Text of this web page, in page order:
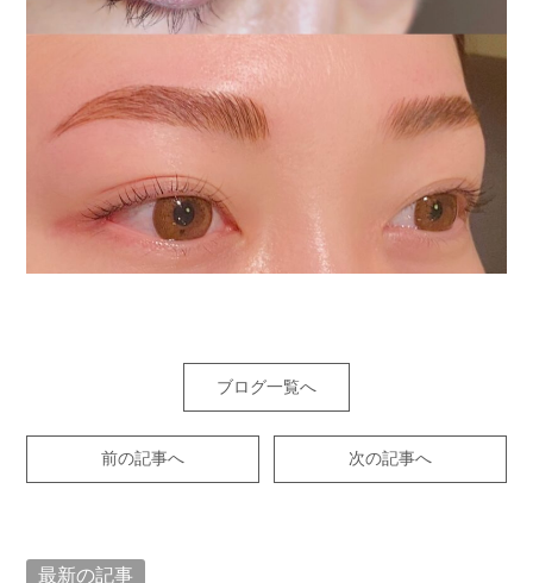
ブログ一覧へ
前の記事へ 次の記事へ
最新の記事